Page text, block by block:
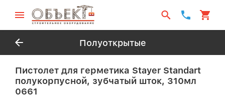
Полуоткрытые
Пистолет для герметика Stayer Standart
полукорпусной, зубчатый шток, 310мл
0661